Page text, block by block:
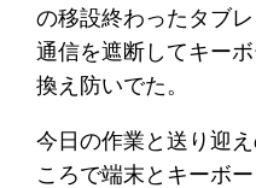
の移設終わったタブ
通信を遮断してキー
換え防いでた。
今日の作業と送り迎
ころで端末とキーボ